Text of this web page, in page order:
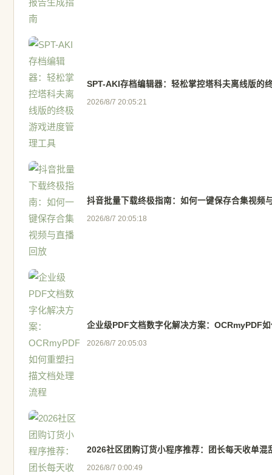
SPT-AKI存档编辑器：轻松掌控塔科夫离线版的
2026/8/7 20:05:21
抖音批量下载终极指南：如何一键保存合集视频
2026/8/7 20:05:18
企业级PDF文档数字化解决方案：OCRmyPDF
2026/8/7 20:05:03
2026社区团购订货小程序推荐：团长每天收单混
2026/8/7 0:00:49